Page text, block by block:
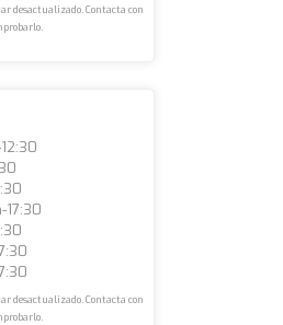
desactualizado. Contacta con
desactualizado. Contacta con